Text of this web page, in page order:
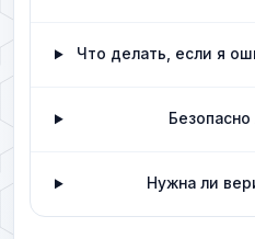
Что делать, если я
Безопасно
Нужна ли